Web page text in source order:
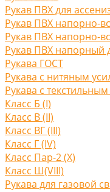
Рукав ПВХ для
Рукав ПВХ напорно-
Рукав ПВХ напорно-
Рукав ПВХ напорный
Рукава ГОСТ
Рукава с нитяным
Рукава с
Класс Б (I)
Класс В (II)
Класс ВГ (III)
Класс Г (IV)
Класс Пар-2 (X)
Класс Ш(VIII)
Рукава для газовой